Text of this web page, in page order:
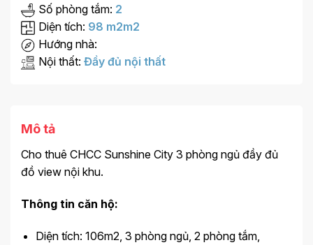
Số phòng tắm: 2
Diện tích: 98 m2m2
Hướng nhà:
Nội thất: Đầy đủ nội thất
Mô tả
Cho thuê CHCC Sunshine City 3 phòng ngủ đầy đủ
đồ view nội khu.
Thông tin căn hộ:
Diện tích: 106m2, 3 phòng ngủ, 2 phòng tắm,